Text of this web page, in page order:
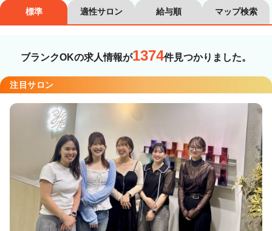
沿線・駅を選択 市区町村を選択
職種・技能ランク
美容師スタイリスト
カラーリスト フロント・レセプション
ヘアメイク・美容部員 アイリスト
ネイリスト エステティシャン
講師・インストラクター 営業・販売スタッフ・その他
標準 適性サロン 給与順 マップ検索
ブランクOKの求人情報が1374件見つかりました。
注目サロン